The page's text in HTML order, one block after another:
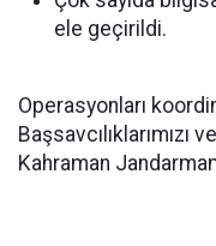
ele geçirildi.
Operasyonları
Kahraman